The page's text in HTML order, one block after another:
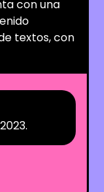
con una
textos, con